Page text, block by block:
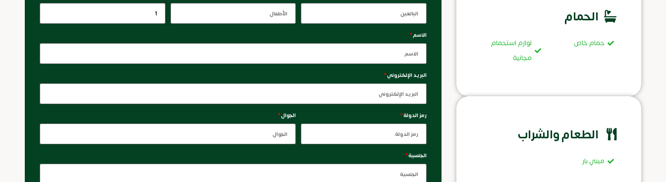
الحمام
حمام خاص
لوازم استحمام
مجانية
الطعام والشراب
ميني بار
الاسم*
البريد الإلكتروني*
رمز الدولة* الجوال*
الجنسية*